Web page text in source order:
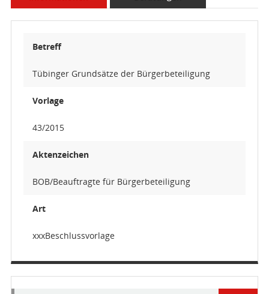
Betreff
Tübinger Grundsätze der Bürgerbeteiligung
Vorlage
43/2015
Aktenzeichen
BOB/Beauftragte für Bürgerbeteiligung
Art
xxxBeschlussvorlage